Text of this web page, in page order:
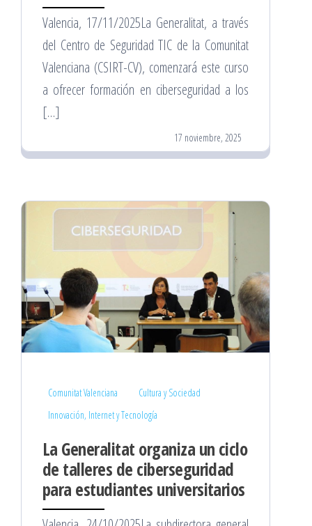
Valencia, 17/11/2025La Generalitat, a través
del Centro de Seguridad TIC de la Comunitat
Valenciana (CSIRT-CV), comenzará este curso
a ofrecer formación en ciberseguridad a los
[…]
17 noviembre, 2025
Comunitat Valenciana
Cultura y Sociedad
Innovación, Internet y Tecnología
La Generalitat organiza un ciclo
de talleres de ciberseguridad
para estudiantes universitarios